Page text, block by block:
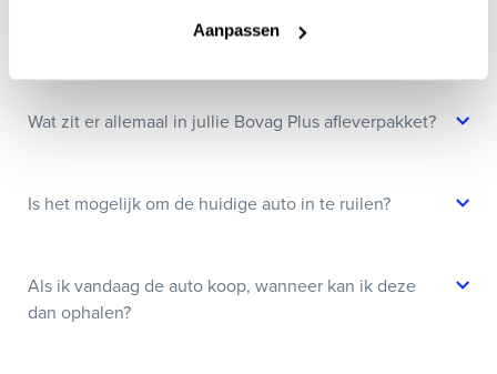
Aanpassen
Hoe weet ik of deze auto nog beschikbaar is?
Wat zit er allemaal in jullie Bovag Plus afleverpakket?
Is het mogelijk om de huidige auto in te ruilen?
Als ik vandaag de auto koop, wanneer kan ik deze
dan ophalen?